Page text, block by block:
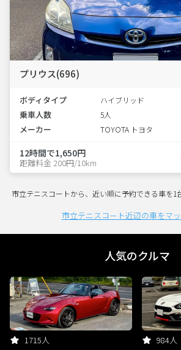
プリウス(696)
ボディタイプ ハイブリッド
乗車人数 5人
メーカー TOYOTA トヨタ
12時間で1,650円
距離料金 200円/10km
市立テニスコートから、近い順に予約できる車を1
市立テニスコート近辺の車をマ
人気のクルマ
1715人 984人